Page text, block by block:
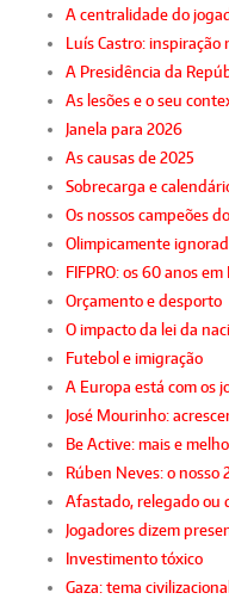
A centralidade do
Luís Castro:
A Presidência da
As lesões e o seu
Janela para 2026
As causas de 2025
Sobrecarga e
Os nossos campeões
Olimpicamente
FIFPRO: os 60 anos em
Orçamento e desporto
O impacto da lei da
Futebol e imigração
A Europa está com os
José Mourinho:
Be Active: mais e
Rúben Neves: o nosso
Afastado, relegado ou
Jogadores dizem
Investimento tóxico
Gaza: tema civilizacional